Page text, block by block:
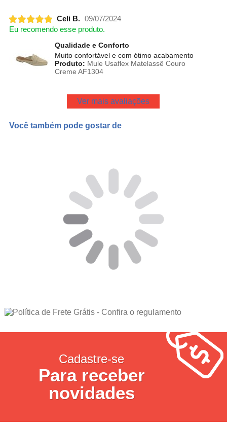
Celi B. 09/07/2024
Eu recomendo esse produto.
Qualidade e Conforto
Muito confortável e com ótimo acabamento
Produto: Mule Usaflex Matelassê Couro
Creme AF1304
Ver mais avaliações
Você também pode gostar de
Cadastre-se
Para receber
novidades